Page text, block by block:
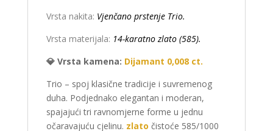
Vrsta nakita: Vjenčano prstenje Trio.
Vrsta materijala: 14-karatno zlato (585).
💎 Vrsta kamena: Dijamant 0,008 ct.
Trio – spoj klasične tradicije i suvremenog
duha. Podjednako elegantan i moderan,
spajajući tri ravnomjerne forme u jednu
očaravajuću cjelinu. zlato čistoće 585/1000